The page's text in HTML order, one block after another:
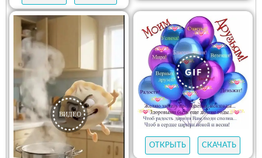
ОТКРЫТЬ СКАЧАТЬ